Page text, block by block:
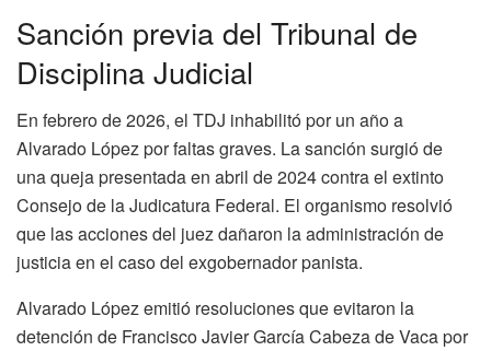
Sanción previa del Tribunal de
Disciplina Judicial
En febrero de 2026, el TDJ inhabilitó por un año a
Alvarado López por faltas graves. La sanción surgió de
una queja presentada en abril de 2024 contra el extinto
Consejo de la Judicatura Federal. El organismo resolvió
que las acciones del juez dañaron la administración de
justicia en el caso del exgobernador panista.
Alvarado López emitió resoluciones que evitaron la
detención de Francisco Javier García Cabeza de Vaca por